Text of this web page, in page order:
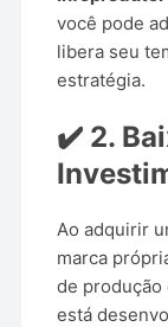
você pode
libera seu
estratégia.
✔️ 2.
Ao adquirir
marca
de produção
está